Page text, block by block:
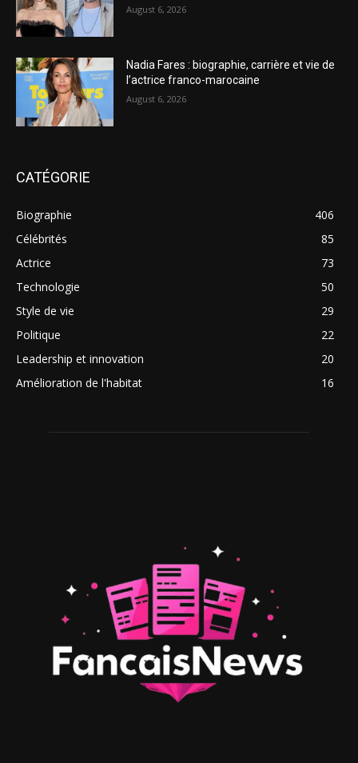
August 6, 2026
Nadia Fares : biographie, carrière et vie de
l’actrice franco-marocaine
August 6, 2026
CATÉGORIE
Biographie
406
Célébrités
85
Actrice
73
Technologie
50
Style de vie
29
Politique
22
Leadership et innovation
20
Amélioration de l'habitat
16